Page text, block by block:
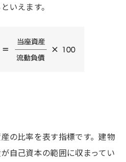
いえます。
の比率を表す指標です。建物
自己資本の範囲に収まってい